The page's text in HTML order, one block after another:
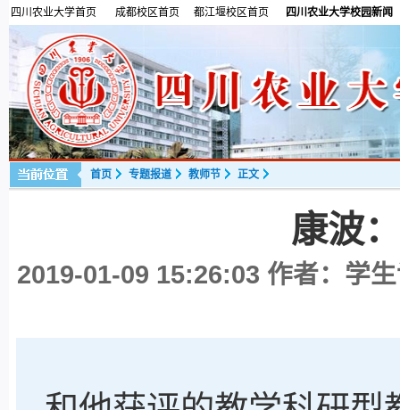
四川农业大学首页 成都校区首页 都江堰校区首页 四川农业大学校园新闻
首页 专题报道 教师节 正文
康波
2019-01-09 15:26:03 作者：学